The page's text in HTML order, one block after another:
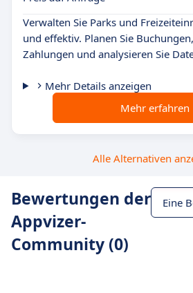
Verwalten Sie Parks und
und effektiv. Planen Sie
Zahlungen und analysieren Sie
Mehr Details anzeigen
Mehr erfahren
Alle Alternativen
Bewertungen der
Appvizer-
Community (0)
Eine